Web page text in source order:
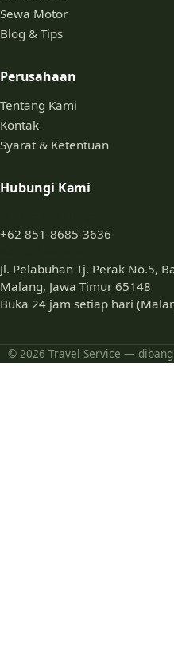
Sewa Motor
Blog & Tips
Perusahaan
Tentang Kami
Kontak
Syarat & Ketentuan
Hubungi Kami
+62 851-8685-3636
Jl. Pelabuhan Tj. Perak No.5,
Malang, Jawa Timur 65148
Buka 24 jam setiap hari
© 2026 Travel Service —